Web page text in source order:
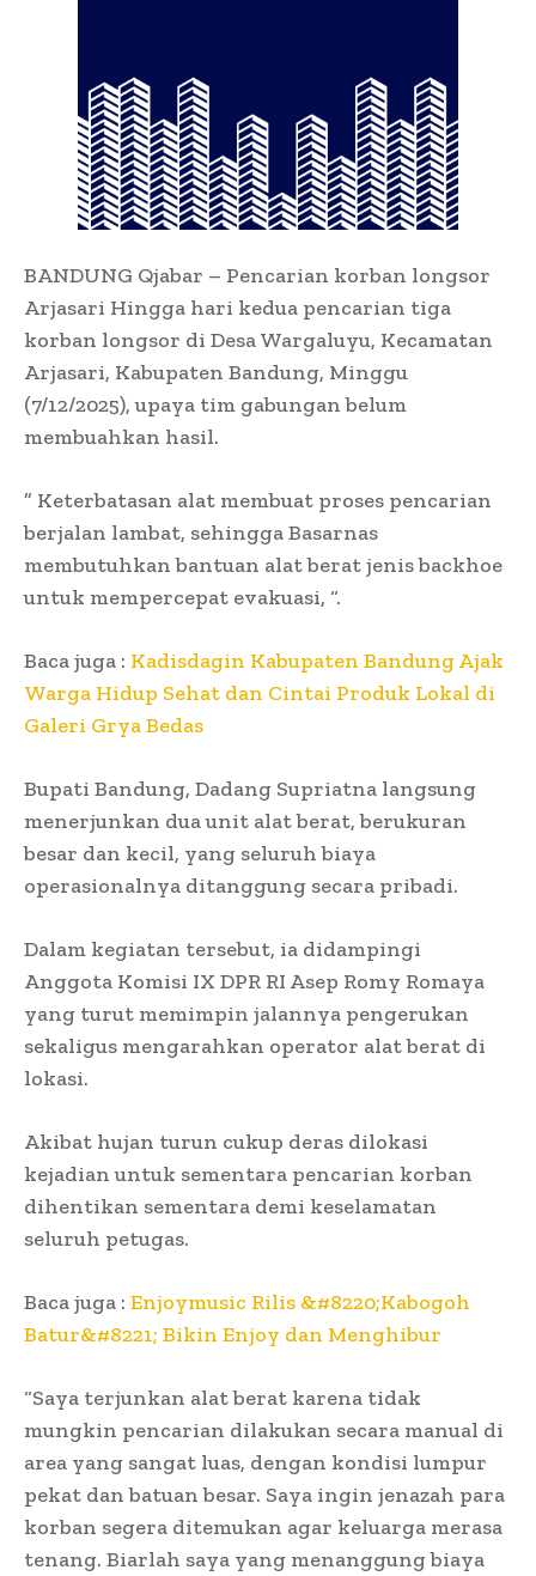
BANDUNG Qjabar – Pencarian korban longsor
Arjasari Hingga hari kedua pencarian tiga
korban longsor di Desa Wargaluyu, Kecamatan
Arjasari, Kabupaten Bandung, Minggu
(7/12/2025), upaya tim gabungan belum
membuahkan hasil.
” Keterbatasan alat membuat proses pencarian
berjalan lambat, sehingga Basarnas
membutuhkan bantuan alat berat jenis backhoe
untuk mempercepat evakuasi, “.
Baca juga : Kadisdagin Kabupaten Bandung Ajak
Warga Hidup Sehat dan Cintai Produk Lokal di
Galeri Grya Bedas
Bupati Bandung, Dadang Supriatna langsung
menerjunkan dua unit alat berat, berukuran
besar dan kecil, yang seluruh biaya
operasionalnya ditanggung secara pribadi.
Dalam kegiatan tersebut, ia didampingi
Anggota Komisi IX DPR RI Asep Romy Romaya
yang turut memimpin jalannya pengerukan
sekaligus mengarahkan operator alat berat di
lokasi.
Akibat hujan turun cukup deras dilokasi
kejadian untuk sementara pencarian korban
dihentikan sementara demi keselamatan
seluruh petugas.
Baca juga : Enjoymusic Rilis &#8220;Kabogoh
Batur&#8221; Bikin Enjoy dan Menghibur
“Saya terjunkan alat berat karena tidak
mungkin pencarian dilakukan secara manual di
area yang sangat luas, dengan kondisi lumpur
pekat dan batuan besar. Saya ingin jenazah para
korban segera ditemukan agar keluarga merasa
tenang. Biarlah saya yang menanggung biaya